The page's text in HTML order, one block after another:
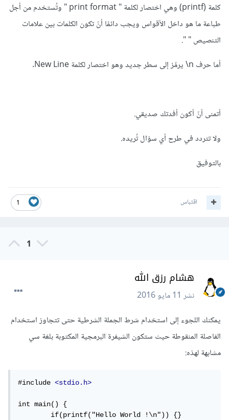
كلمة (printf) وهي اختصار لكلمة " print format " وتُستخدم من أجل
طباعة ما هو داخل الأقواس ويجب دائمًا أنّ تكون الكلمات بين علامات
التنصيص " ".
أما حرف n\ يرمُز إلى سطر جديد وهو اختصار لكلمة New Line.
أتمنى أنّ أكون أفدتك صديقي.
ولا تتردد في طرح أي سؤال تُريده.
بالتوفيق
1 اقتباس
1
هشام رزق الله
نشر11 مايو 2016
يمكنك اللجوء إلى استخدام شرط الجملة الشرطية حتى تتجاوز استخدام
الفاصلة المنقوطة حيث ستكون الشيفرة البرمجية المكتوبة بلغة سي
مشابهة لهذه:
#include <stdio.h>
int main() {
	if(printf("Hello World !\n")) {}